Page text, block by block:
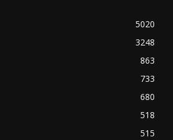
5020
3248
863
733
680
518
515